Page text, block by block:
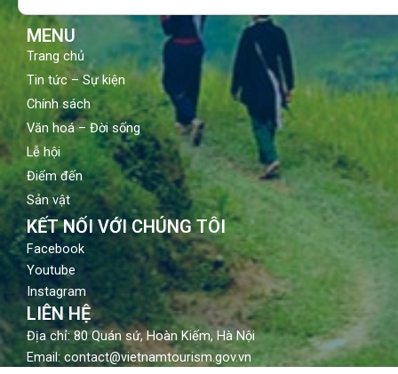
MENU
Trang chủ
Tin tức – Sự kiện
Chính sách
Văn hoá – Đời sống
Lễ hội
Điểm đến
Sản vật
KẾT NỐI VỚI CHÚNG TÔI
Facebook
Youtube
Instagram
LIÊN HỆ
Địa chỉ: 80 Quán sứ, Hoàn Kiếm, Hà Nội
Email: contact@vietnamtourism.gov.vn